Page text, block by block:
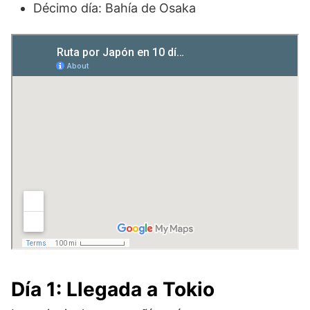
Décimo día: Bahía de Osaka
Día 1: Llegada a Tokio